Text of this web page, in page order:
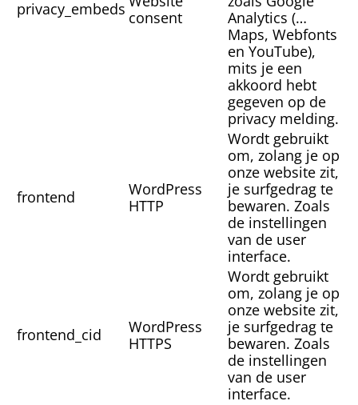
privacy_embeds consent
Analytics (…
Maps, Webfonts
en YouTube),
mits je een
akkoord hebt
gegeven op de
privacy melding.
frontend
WordPress
HTTP
Wordt gebruikt
om, zolang je op
onze website zit,
je surfgedrag te
bewaren. Zoals
de instellingen
van de user
interface.
frontend_cid
WordPress
HTTPS
Wordt gebruikt
om, zolang je op
onze website zit,
je surfgedrag te
bewaren. Zoals
de instellingen
van de user
interface.